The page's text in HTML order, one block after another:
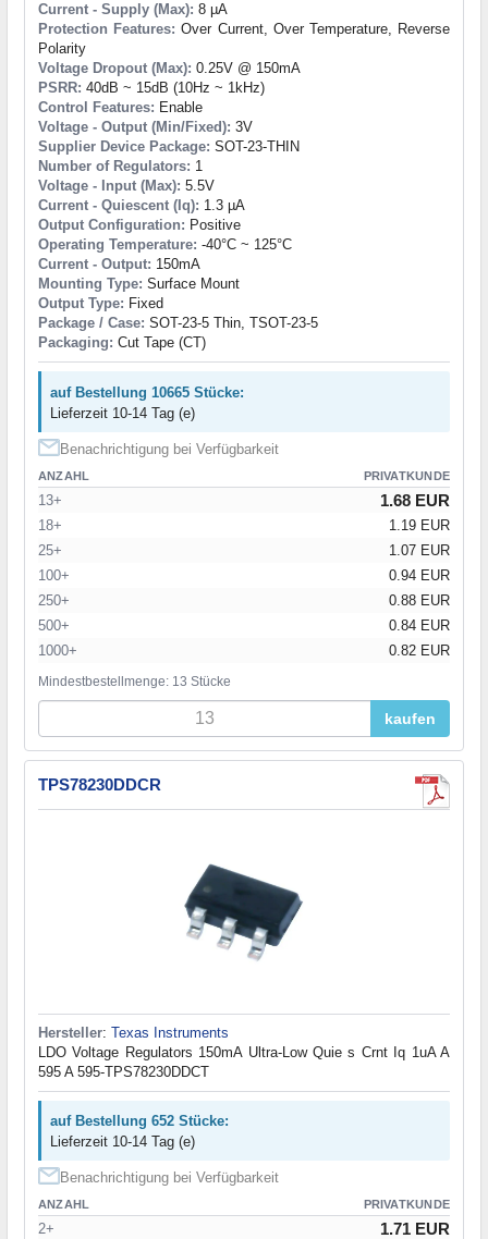
Current - Supply (Max): 8 µA
Protection Features: Over Current, Over Temperature, Reverse
Polarity
Voltage Dropout (Max): 0.25V @ 150mA
PSRR: 40dB ~ 15dB (10Hz ~ 1kHz)
Control Features: Enable
Voltage - Output (Min/Fixed): 3V
Supplier Device Package: SOT-23-THIN
Number of Regulators: 1
Voltage - Input (Max): 5.5V
Current - Quiescent (Iq): 1.3 µA
Output Configuration: Positive
Operating Temperature: -40°C ~ 125°C
Current - Output: 150mA
Mounting Type: Surface Mount
Output Type: Fixed
Package / Case: SOT-23-5 Thin, TSOT-23-5
Packaging: Cut Tape (CT)
auf Bestellung 10665 Stücke:
Lieferzeit 10-14 Tag (e)
Benachrichtigung bei Verfügbarkeit
ANZAHL PRIVATKUNDE
13+ 1.68 EUR
18+
1.19 EUR
25+
1.07 EUR
100+
0.94 EUR
250+
0.88 EUR
500+
0.84 EUR
1000+
0.82 EUR
Mindestbestellmenge: 13 Stücke
kaufen
TPS78230DDCR
Hersteller: Texas Instruments
LDO Voltage Regulators 150mA Ultra-Low Quie s Crnt Iq 1uA A
595 A 595-TPS78230DDCT
auf Bestellung 652 Stücke:
Lieferzeit 10-14 Tag (e)
Benachrichtigung bei Verfügbarkeit
ANZAHL PRIVATKUNDE
2+ 1.71 EUR